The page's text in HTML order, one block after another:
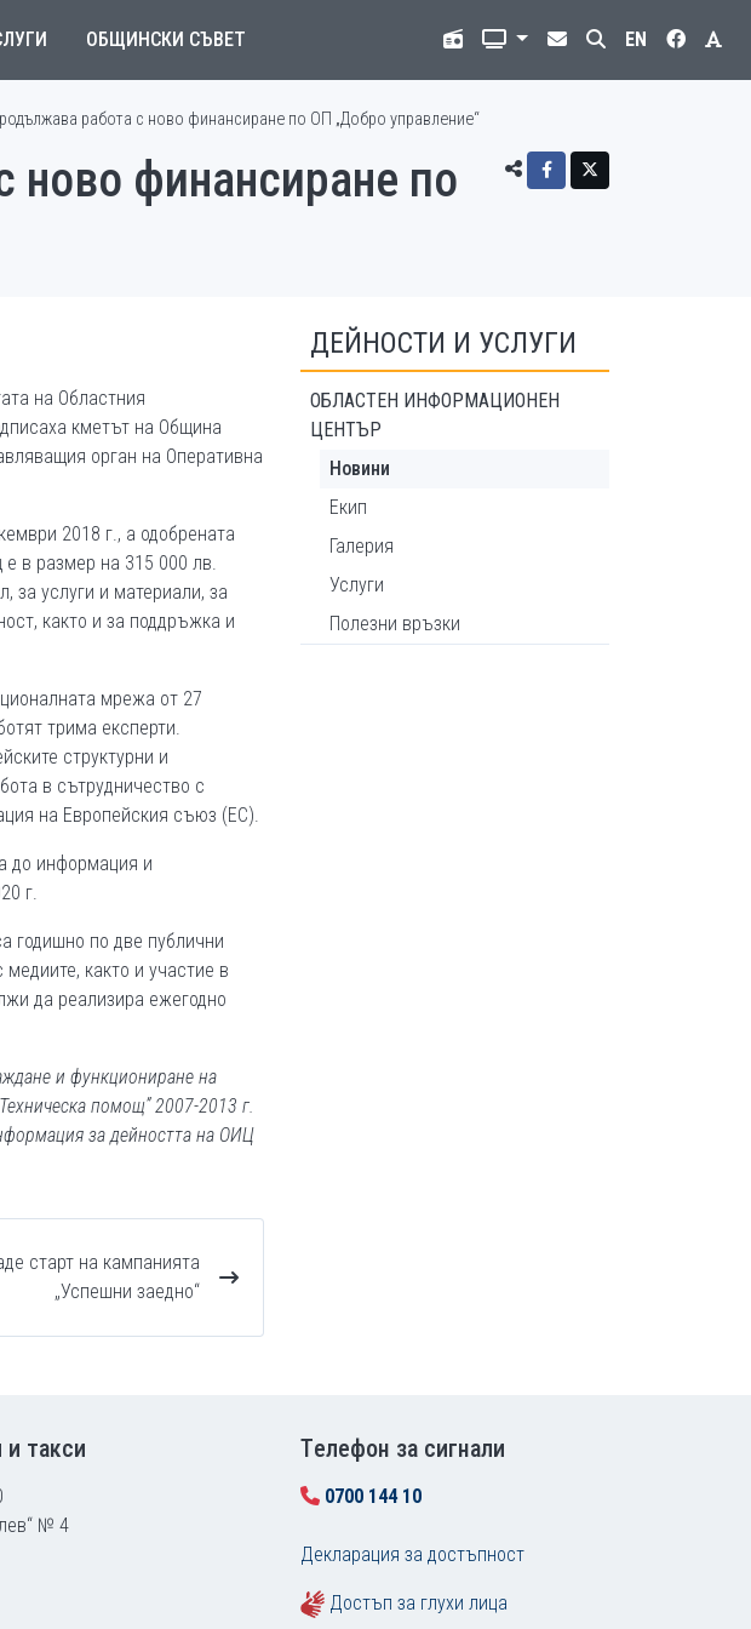
ОБЩИНСКИ СЪВЕТ EN
работа с ново финансиране по ОП „Добро управление“
финансиране по
на Областния
кметът на Община
орган на Оперативна
2018 г., а одобрената
в размер на 315 000 лв.
за услуги и материали, за
както и за поддръжка и
мрежа от 27
трима експерти.
структурни и
в сътрудничество с
на Европейския съюз (ЕС).
до информация и
г.
годишно по две публични
както и участие в
да реализира ежегодно
и функциониране на
помощ” 2007-2013 г.
за дейността на ОИЦ
старт на кампанията
„Успешни заедно“
ДЕЙНОСТИ И УСЛУГИ
ОБЛАСТЕН ИНФОРМАЦИОНЕН
ЦЕНТЪР
Новини
Екип
Галерия
Услуги
Полезни връзки
такси
№ 4
Tелефон за сигнали
0700 144 10
Декларация за достъпност
Достъп за глухи лица